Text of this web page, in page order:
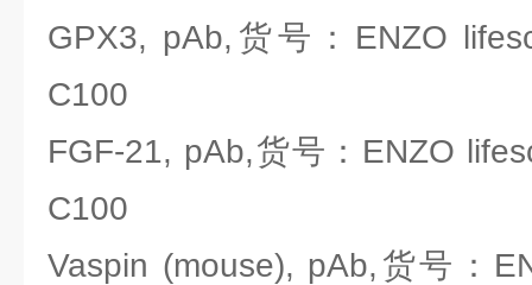
GPX3, pAb,货号：ENZO
C100
FGF-21, pAb,货号：ENZO
C100
Vaspin (mouse), pAb,货号：